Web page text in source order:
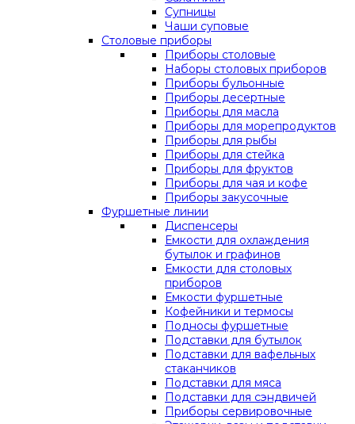
Супницы
Чаши суповые
Столовые приборы
Приборы столовые
Наборы столовых приборов
Приборы бульонные
Приборы десертные
Приборы для масла
Приборы для морепродуктов
Приборы для рыбы
Приборы для стейка
Приборы для фруктов
Приборы для чая и кофе
Приборы закусочные
Фуршетные линии
Диспенсеры
Емкости для охлаждения
бутылок и графинов
Емкости для столовых
приборов
Емкости фуршетные
Кофейники и термосы
Подносы фуршетные
Подставки для бутылок
Подставки для вафельных
стаканчиков
Подставки для мяса
Подставки для сэндвичей
Приборы сервировочные